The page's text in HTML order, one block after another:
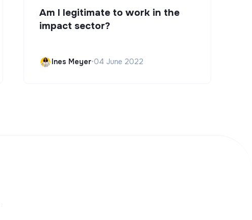
Am I legitimate to work in the
impact sector?
Ines Meyer•04 June 2022